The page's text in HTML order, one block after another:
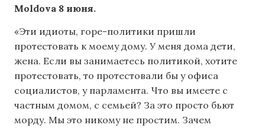
Moldova 8 июня.
«Эти идиоты, горе-политики пришли
протестовать к моему дому. У меня дома дети,
жена. Если вы занимаетесь политикой, хотите
протестовать, то протестовали бы у офиса
социалистов, у парламента. Что вы имеете с
частным домом, с семьей? За это просто бьют
морду. Мы это никому не простим. Зачем